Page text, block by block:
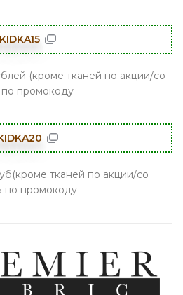
(кроме тканей по акции/со
по промокоду
тканей по акции/со
по промокоду